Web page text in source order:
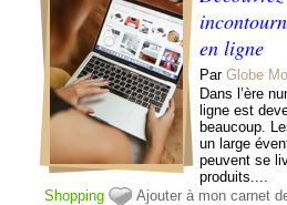
en ligne
ParGlobe
Dans l’ère
ligne est
beaucoup.
un large
peuvent se
produits....
Shopping
Ajouter à mon carnet